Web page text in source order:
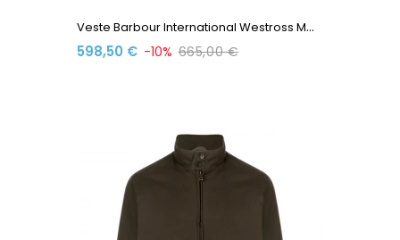
V
Este Barbour International Westross MWX2372 BK71 Black
598,50 € -10% 665,00 €